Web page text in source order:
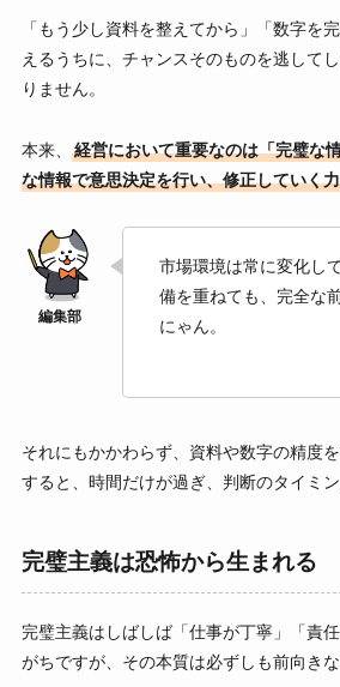
「もう少し資料を整えてから」「数字を
えるうちに、チャンスそのものを逃して
りません。
本来、
経営において重要なのは「完璧な
な情報で意思決定を行い、修正していく
市場環境は常に変化し
備を重ねても、完全な
にゃん。
それにもかかわらず、資料や数字の精度
すると、時間だけが過ぎ、判断のタイミン
完璧主義は恐怖から生まれる
完璧主義はしばしば「仕事が丁寧」「責
がちですが、その本質は必ずしも前向き